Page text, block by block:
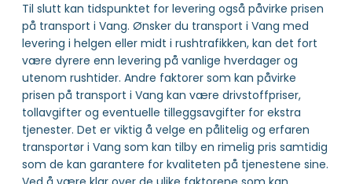
Til slutt kan tidspunktet for levering også påvirke prisen
på transport i Vang. Ønsker du transport i Vang med
levering i helgen eller midt i rushtrafikken, kan det fort
være dyrere enn levering på vanlige hverdager og
utenom rushtider. Andre faktorer som kan påvirke
prisen på transport i Vang kan være drivstoffpriser,
tollavgifter og eventuelle tilleggsavgifter for ekstra
tjenester. Det er viktig å velge en pålitelig og erfaren
transportør i Vang som kan tilby en rimelig pris samtidig
som de kan garantere for kvaliteten på tjenestene sine.